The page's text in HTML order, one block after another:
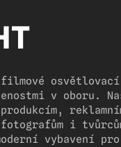
osvětlovací
v oboru.
i
vybavení pro